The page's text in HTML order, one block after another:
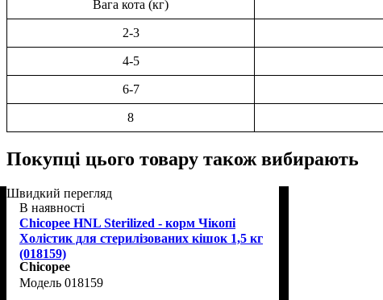
Вага кота (кг)
2-3
4-5
6-7
8
Покупці цього товару також вибирають
Швидкий перегляд
В наявності
Chicopee HNL Sterilized - корм Чікопі
Холістик для стерилізованих кішок 1,5 кг
(018159)
Chicopee
018159